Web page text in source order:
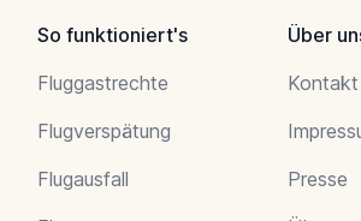
So funktioniert's
Fluggastrechte
Flugverspätung
Flugausfall
Über
Kontakt
Presse